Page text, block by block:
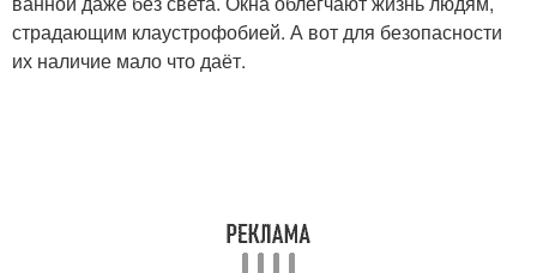
страдающим клаустрофобией. А вот для безопасности
их наличие мало что даёт.